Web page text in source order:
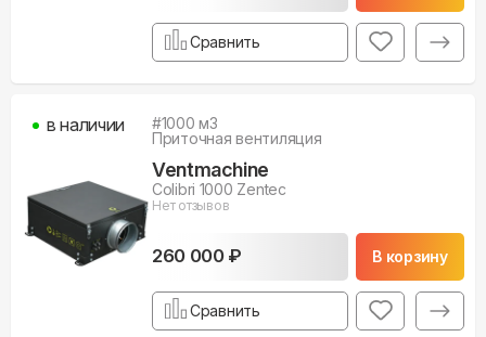
Сравнить
#1000 м3
Приточная вентиляция
Ventmachine
Colibri 1000 Zentec
Нет отзывов
260 000 ₽ В корзину
в наличии
Сравнить